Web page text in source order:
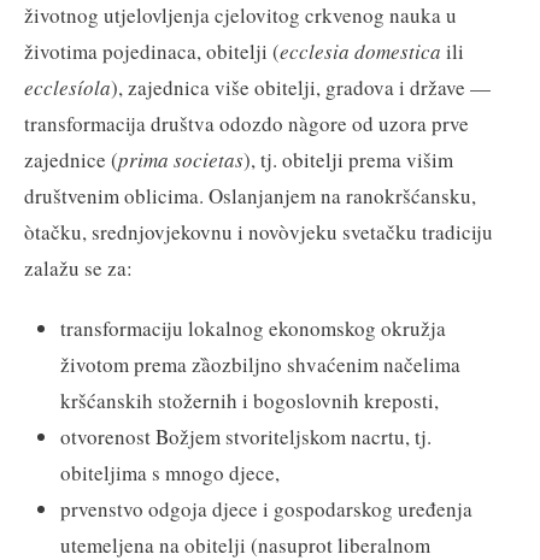
životnog utjelovljenja cjelovitog crkvenog nauka u
životima pojedinaca, obitelji (ecclesia domestica ili
ecclesíola), zajednica više obitelji, gradova i države —
transformacija društva odozdo nàgore od uzora prve
zajednice (prima societas), tj. obitelji prema višim
društvenim oblicima. Oslanjanjem na ranokršćansku,
òtačku, srednjovjekovnu i novòvjeku svetačku tradiciju
zalažu se za:
transformaciju lokalnog ekonomskog okružja
životom prema zȁozbiljno shvaćenim načelima
kršćanskih stožernih i bogoslovnih kreposti,
otvorenost Božjem stvoriteljskom nacrtu, tj.
obiteljima s mnogo djece,
prvenstvo odgoja djece i gospodarskog uređenja
utemeljena na obitelji (nasuprot liberalnom